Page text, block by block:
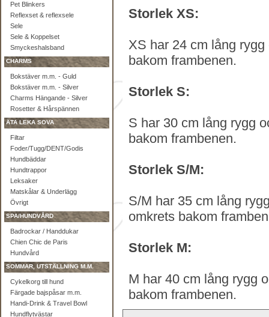
Pet Blinkers
Reflexset & reflexsele
Sele
Sele & Koppelset
Smyckeshalsband
CHARMS
Bokstäver m.m. - Guld
Bokstäver m.m. - Silver
Charms Hängande - Silver
Rosetter & Hårspännen
ÄTA LEKA SOVA
Filtar
Foder/Tugg/DENT/Godis
Hundbäddar
Hundtrappor
Leksaker
Matskålar & Underlägg
Övrigt
SPA/HUNDVÅRD
Badrockar / Handdukar
Chien Chic de Paris
Hundvård
SOMMAR, UTSTÄLLNING M.M.
Cykelkorg till hund
Färgade bajspåsar m.m.
Handi-Drink & Travel Bowl
Hundflytvästar
Storlek XS:
XS har 24 cm lång
bakom frambenen.
Storlek S:
S har 30 cm lång rygg
bakom frambenen.
Storlek S/M:
S/M har 35 cm lång
omkrets bakom
Storlek M:
M har 40 cm lång rygg
bakom frambenen.